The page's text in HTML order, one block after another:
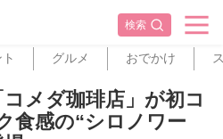
検索
グルメ おでかけ
コメダ珈琲店」が初コ
感の“シロノワー